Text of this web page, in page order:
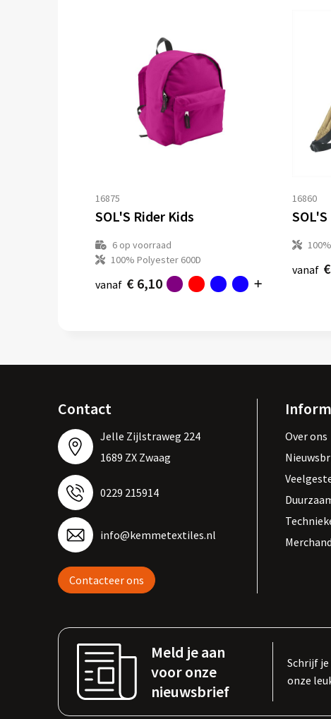
16875
SOL'S Rider Kids
6op voorraad
100% Polyester 600D
vanaf € 6,10
16860
vanaf
Contact
Jelle Zijlstraweg 224
1689 ZX Zwaag
0229 215914
info@kemmetextiles.nl
Contacteer ons
Over ons
Meld je aan
voor onze
nieuwsbrief
Schrijf
onze